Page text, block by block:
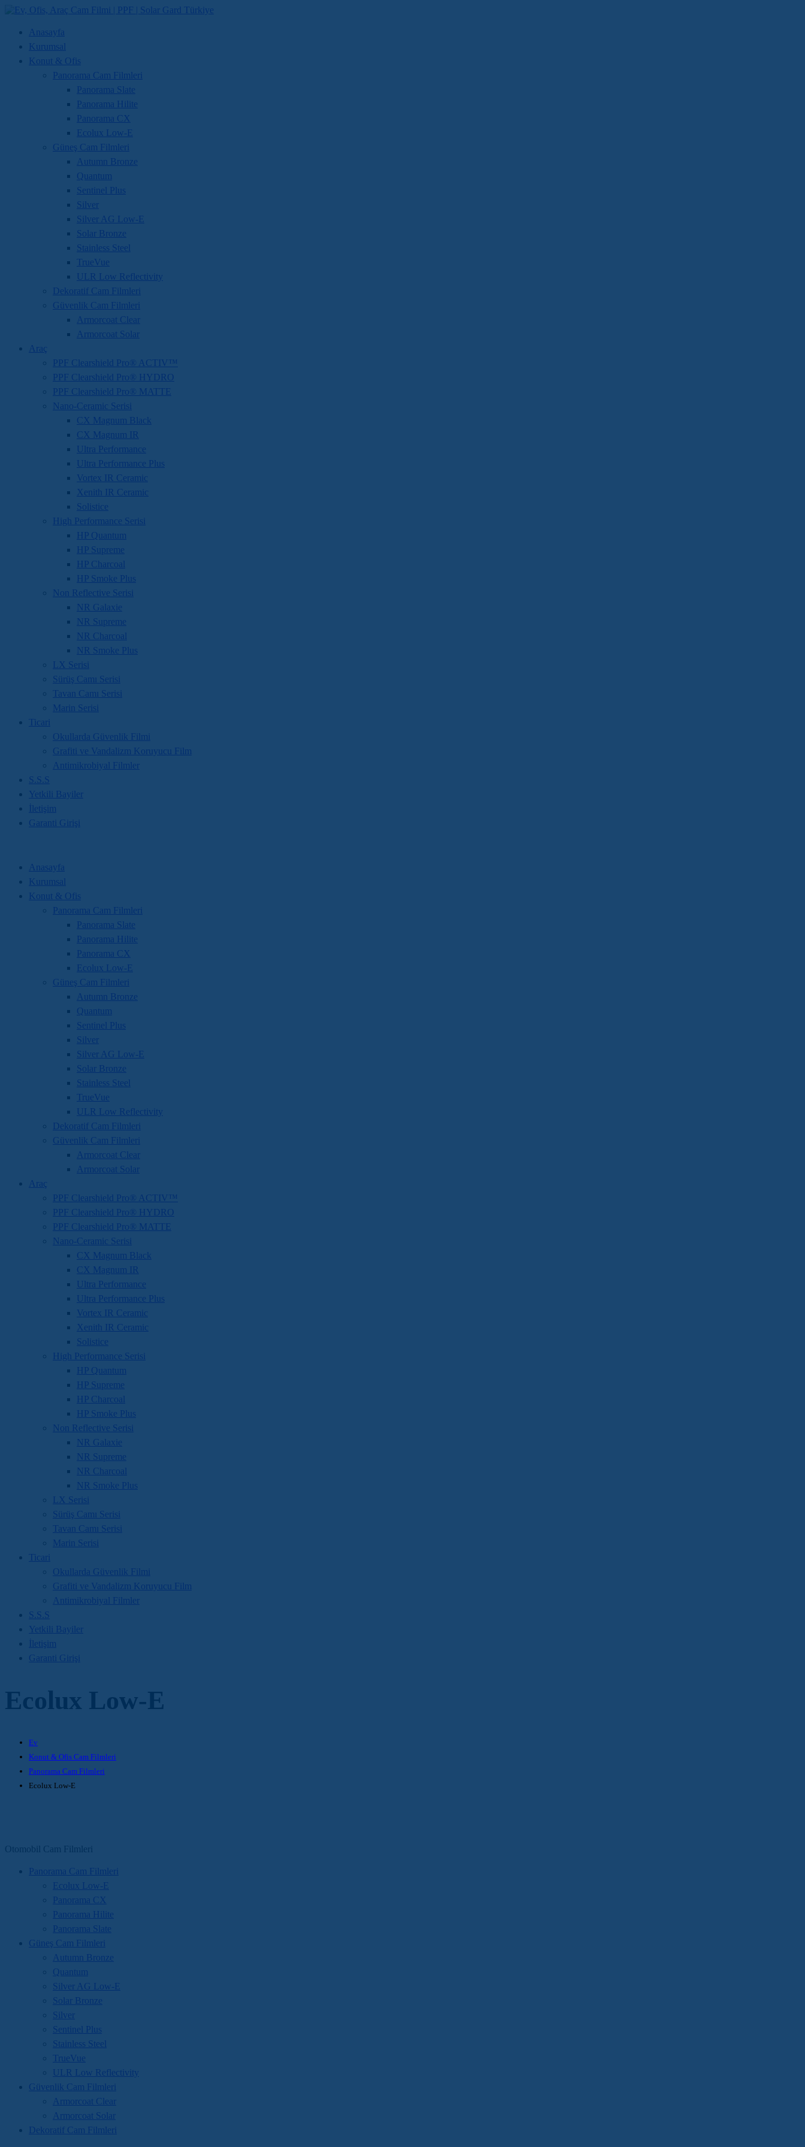
Anasayfa
Kurumsal
Konut & Ofis
Panorama Cam Filmleri
Panorama Slate
Panorama Hilite
Panorama CX
Ecolux Low-E
Güneş Cam Filmleri
Autumn Bronze
Quantum
Sentinel Plus
Silver
Silver AG Low-E
Solar Bronze
Stainless Steel
TrueVue
ULR Low Reflectivity
Dekoratif Cam Filmleri
Güvenlik Cam Filmleri
Armorcoat Clear
Armorcoat Solar
Araç
PPF Clearshield Pro® ACTIV™
PPF Clearshield Pro® HYDRO
PPF Clearshield Pro® MATTE
Nano-Ceramic Serisi
CX Magnum Black
CX Magnum IR
Ultra Performance
Ultra Performance Plus
Vortex IR Ceramic
Xenith IR Ceramic
Solistice
High Performance Serisi
HP Quantum
HP Supreme
HP Charcoal
HP Smoke Plus
Non Reflective Serisi
NR Galaxie
NR Supreme
NR Charcoal
NR Smoke Plus
LX Serisi
Sürüş Camı Serisi
Tavan Camı Serisi
Marin Serisi
Ticari
Okullarda Güvenlik Filmi
Grafiti ve Vandalizm Koruyucu Film
Antimikrobiyal Filmler
S.S.S
Yetkili Bayiler
İletişim
Garanti Girişi
Anasayfa
Kurumsal
Konut & Ofis
Panorama Cam Filmleri
Panorama Slate
Panorama Hilite
Panorama CX
Ecolux Low-E
Güneş Cam Filmleri
Autumn Bronze
Quantum
Sentinel Plus
Silver
Silver AG Low-E
Solar Bronze
Stainless Steel
TrueVue
ULR Low Reflectivity
Dekoratif Cam Filmleri
Güvenlik Cam Filmleri
Armorcoat Clear
Armorcoat Solar
Araç
PPF Clearshield Pro® ACTIV™
PPF Clearshield Pro® HYDRO
PPF Clearshield Pro® MATTE
Nano-Ceramic Serisi
CX Magnum Black
CX Magnum IR
Ultra Performance
Ultra Performance Plus
Vortex IR Ceramic
Xenith IR Ceramic
Solistice
High Performance Serisi
HP Quantum
HP Supreme
HP Charcoal
HP Smoke Plus
Non Reflective Serisi
NR Galaxie
NR Supreme
NR Charcoal
NR Smoke Plus
LX Serisi
Sürüş Camı Serisi
Tavan Camı Serisi
Marin Serisi
Ticari
Okullarda Güvenlik Filmi
Grafiti ve Vandalizm Koruyucu Film
Antimikrobiyal Filmler
S.S.S
Yetkili Bayiler
İletişim
Garanti Girişi
Ecolux Low-E
Ev
Konut & Ofis Cam Filmleri
Panorama Cam Filmleri
Ecolux Low-E
Otomobil Cam Filmleri
Panorama Cam Filmleri
Ecolux Low-E
Panorama CX
Panorama Hilite
Panorama Slate
Güneş Cam Filmleri
Autumn Bronze
Quantum
Silver AG Low-E
Solar Bronze
Silver
Sentinel Plus
Stainless Steel
TrueVue
ULR Low Reflectivity
Güvenlik Cam Filmleri
Armorcoat Clear
Armorcoat Solar
Dekoratif Cam Filmleri